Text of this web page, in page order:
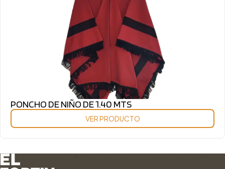
PONCHO DE NIÑO DE 1.40 MTS
VER PRODUCTO